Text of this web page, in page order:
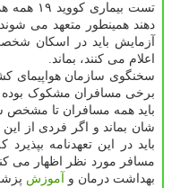
تست
دهند همینطور متعهد می
آزمایش باید در اسکان
اعلام می کنند، بماند.
سخنگوی سازمان هواپیمای
برخی مسافران مشکوک بوده
باید همه مسافران تا
شان بماند و اگر فردی از
مسافر مورد نظر اظهار می
بهداشت درمان و
آموزش